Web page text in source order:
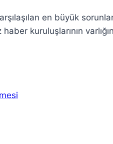
en büyük
kuruluşlarının